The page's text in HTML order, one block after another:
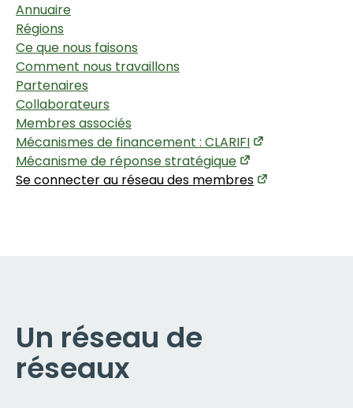
Annuaire
Régions
Ce que nous faisons
Comment nous travaillons
Partenaires
Collaborateurs
Membres associés
Mécanismes de financement : CLARIFI
Mécanisme de réponse stratégique
Se connecter au réseau des membres
Un réseau de
réseaux